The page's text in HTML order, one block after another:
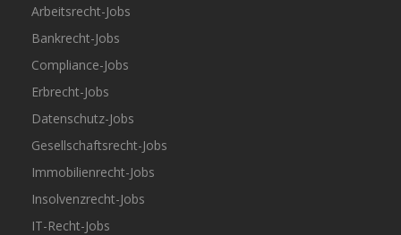
Arbeitsrecht-Jobs
Bankrecht-Jobs
Compliance-Jobs
Erbrecht-Jobs
Datenschutz-Jobs
Gesellschaftsrecht-Jobs
Immobilienrecht-Jobs
Insolvenzrecht-Jobs
IT-Recht-Jobs